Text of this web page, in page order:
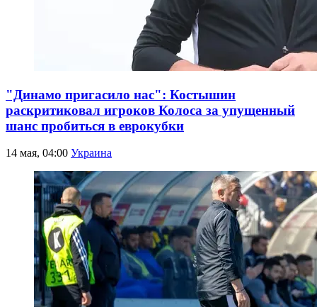
"Динамо пригасило нас": Костышин
раскритиковал игроков Колоса за упущенный
шанс пробиться в еврокубки
14 мая, 04:00 Украина